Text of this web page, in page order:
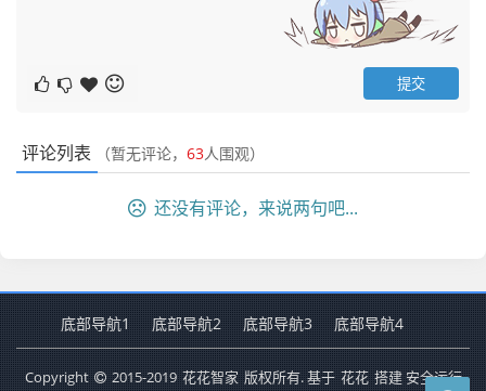
评论列表 （暂无评论， 63人围观）
还没有评论，来说两句吧...
底部导航1 底部导航2 底部导航3 底部导航4
Copyright 2015-2019 花花智家 版权所有. 基于 花花 搭建 安全运行